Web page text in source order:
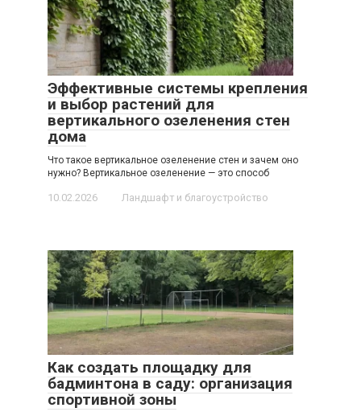
Эффективные системы крепления
и выбор растений для
вертикального озеленения стен
дома
Что такое вертикальное озеленение стен и зачем оно
нужно? Вертикальное озеленение — это способ
10.02.2026 Ландшафт и благоустройство
Как создать площадку для
бадминтона в саду: организация
спортивной зоны